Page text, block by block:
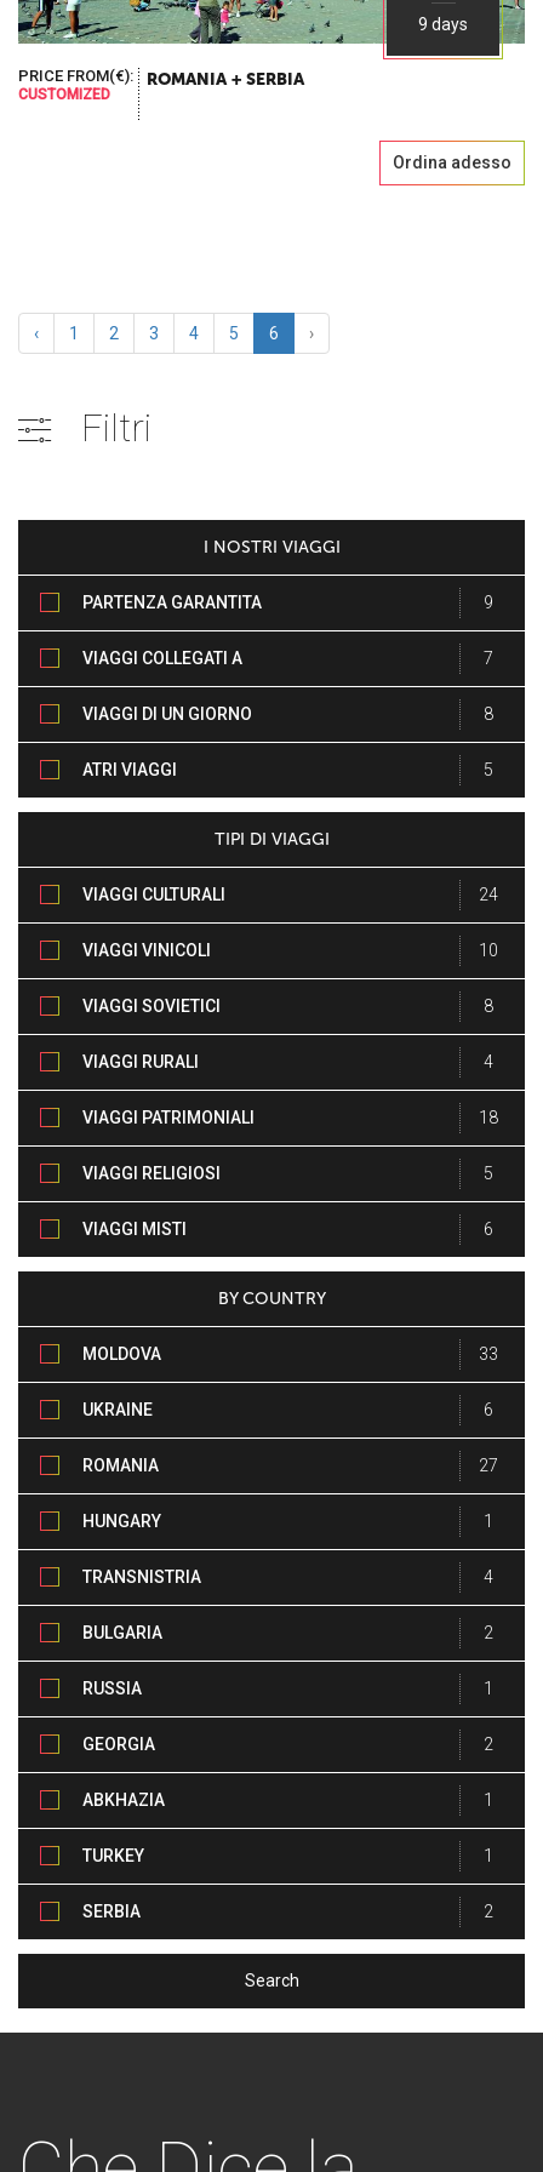
9 days
PRICE FROM(€):
CUSTOMIZED
ROMANIA + SERBIA
Ordina adesso
‹ 1 2 3 4 5 6 ›
Filtri
I NOSTRI VIAGGI
PARTENZA GARANTITA 9
VIAGGI COLLEGATI A
EVENTI
7
VIAGGI DI UN GIORNO
INTERO
8
ATRI VIAGGI 5
TIPI DI VIAGGI
VIAGGI CULTURALI 24
VIAGGI VINICOLI 10
VIAGGI SOVIETICI 8
VIAGGI RURALI 4
VIAGGI PATRIMONIALI 18
VIAGGI RELIGIOSI 5
VIAGGI MISTI 6
BY COUNTRY
MOLDOVA 33
UKRAINE 6
ROMANIA 27
HUNGARY 1
TRANSNISTRIA 4
BULGARIA 2
RUSSIA 1
GEORGIA 2
ABKHAZIA 1
TURKEY 1
SERBIA 2